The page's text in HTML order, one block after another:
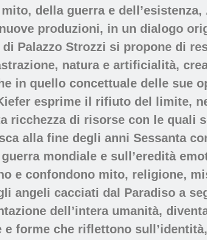
della guerra e dell’esistenza,
produzioni, in un dialogo
Palazzo Strozzi si propone di
natura e artificialità,
in quello concettuale delle sue
esprime il rifiuto del limite,
ricchezza di risorse con le quali
alla fine degli anni Sessanta
mondiale e sull’eredità
e confondono mito, religione,
angeli cacciati dal Paradiso a
dell’intera umanità,
forme che riflettono